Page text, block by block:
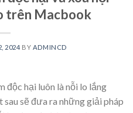
trên Macbook
2024 BY ADMINCD
độc hại luôn là nỗi lo lắng
sẽ đưa ra những giải pháp